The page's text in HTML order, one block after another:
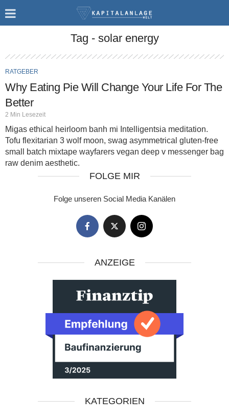
Tag - solar energy
RATGEBER
Why Eating Pie Will Change Your Life For The
Better
2 Min Lesezeit
Migas ethical heirloom banh mi Intelligentsia meditation.
Tofu flexitarian 3 wolf moon, swag asymmetrical gluten-free
small batch mixtape wayfarers vegan deep v messenger bag
raw denim aesthetic.
FOLGE MIR
Folge unseren Social Media Kanälen
ANZEIGE
KATEGORIEN